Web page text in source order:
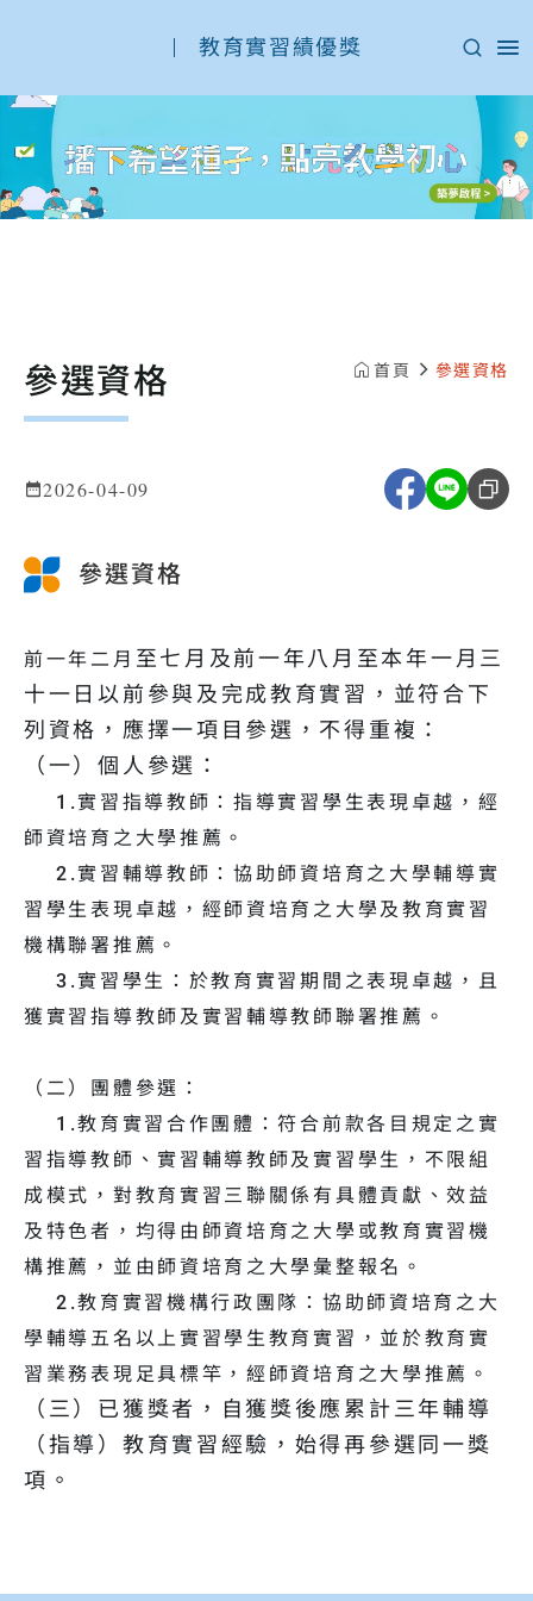
教育實習績優獎
參選資格 ::: 首頁 參選資格
2026-04-09 複製
參選資格
前一年二月 至七月及前一年八月至本年一月三
十一日以前參與及完成教育實習，並符合下
列資格，應擇一項目參選，不得重複：
（一）個人參選：
1.實習指導教師：指導實習學生表現卓越，經
師資培育之大學推薦。
2.實習輔導教師：協助師資培育之大學輔導實
習學生表現卓越，經師資培育之大學及教育實習
機構聯署推薦。
3.實習學生：於教育實習期間之表現卓越，且
獲實習指導教師及實習輔導教師聯署推薦。
（二）團體參選：
1.教育實習合作團體：符合前款各目規定之實
習指導教師、實習輔導教師及實習學生，不限組
成模式，對教育實習三聯關係有具體貢獻、效益
及特色者，均得由師資培育之大學或教育實習機
構推薦，並由師資培育之大學彙整報名。
2.教育實習機構行政團隊：協助師資培育之大
學輔導五名以上實習學生教育實習，並於教育實
習業務表現足具標竿，經師資培育之大學推薦。
（三）已獲獎者，自獲獎後應累計三年輔導
（指導）教育實習經驗，始得再參選同一獎
項。